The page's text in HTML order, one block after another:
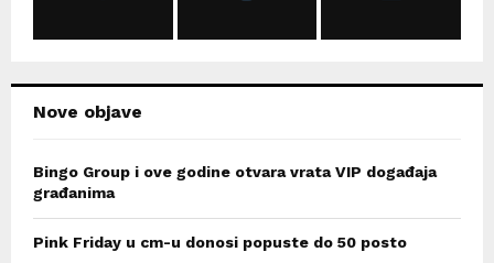
Nove objave
Bingo Group i ove godine otvara vrata VIP događaja
građanima
Pink Friday u cm-u donosi popuste do 50 posto